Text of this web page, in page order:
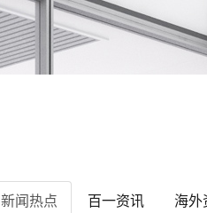
新闻热点 百一资讯 海外